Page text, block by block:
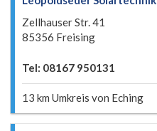
Zellhauser Str. 41
85356 Freising
Tel: 08167 950131
13 km Umkreis von Eching